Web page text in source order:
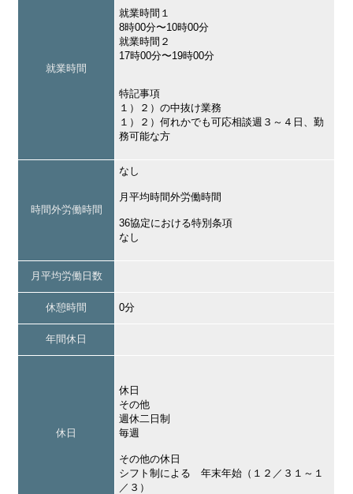
就業時間
就業時間１
8時00分〜10時00分
就業時間２
17時00分〜19時00分
特記事項
１）２）の中抜け業務
１）２）何れかでも可応相談週３～４日、勤
務可能な方
時間外労働時間
なし
月平均時間外労働時間
36協定における特別条項
なし
月平均労働日数
休憩時間 0分
年間休日
休日
休日
その他
週休二日制
毎週
その他の休日
シフト制による 年末年始（１２／３１～１
／３）